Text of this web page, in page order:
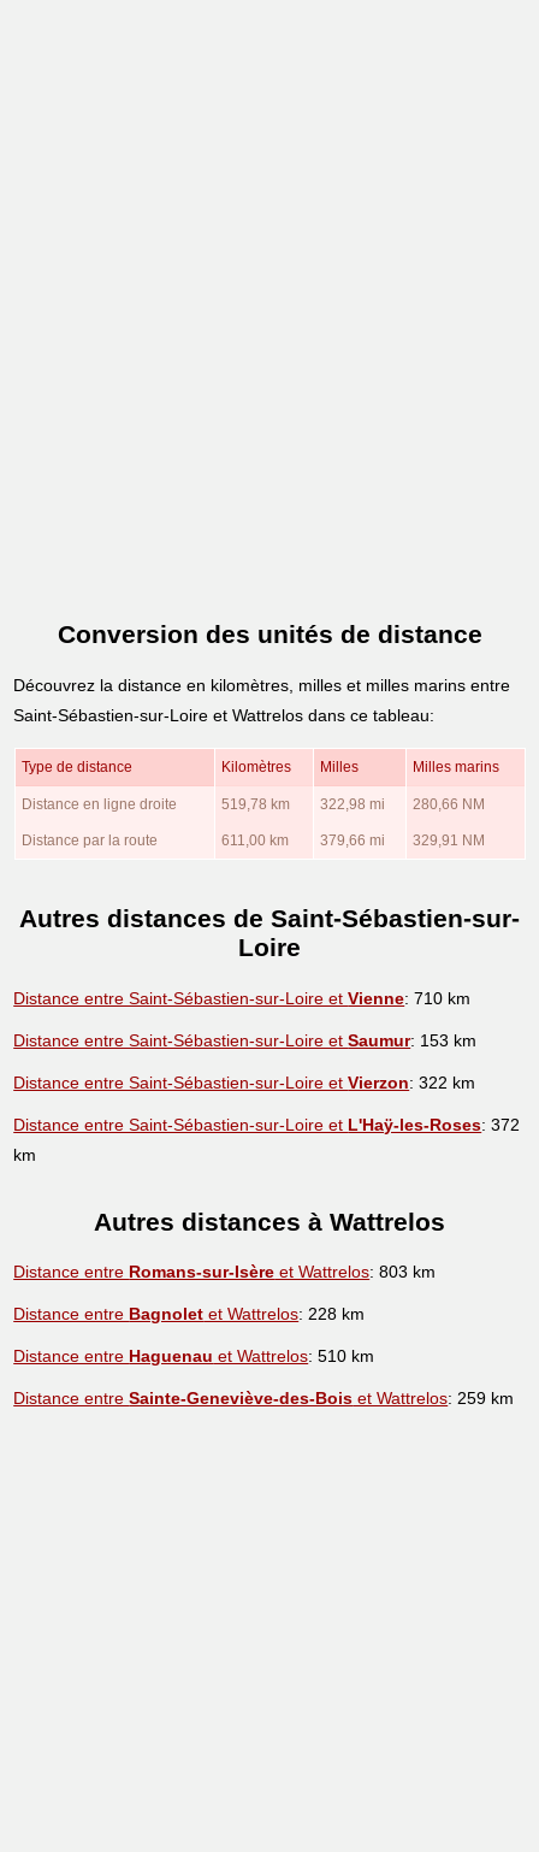
Conversion des unités de distance
Découvrez la distance en kilomètres, milles et milles marins entre
Saint-Sébastien-sur-Loire et Wattrelos dans ce tableau:
Type de distance Kilomètres Milles Milles marins
Distance en ligne droite 519,78 km 322,98 mi 280,66 NM
Distance par la route 611,00 km 379,66 mi 329,91 NM
Autres distances de Saint-Sébastien-sur-
Loire
Distance entre Saint-Sébastien-sur-Loire etVienne: 710 km
Distance entre Saint-Sébastien-sur-Loire etSaumur: 153 km
Distance entre Saint-Sébastien-sur-Loire etVierzon: 322 km
Distance entre Saint-Sébastien-sur-Loire et L'Haÿ-les-Roses: 372
km
Autres distances à Wattrelos
Distance entre Romans-sur-Isère et Wattrelos: 803 km
Distance entre Bagnolet et Wattrelos: 228 km
Distance entre Haguenau et Wattrelos: 510 km
Distance entreSainte-Geneviève-des-Bois et Wattrelos: 259 km